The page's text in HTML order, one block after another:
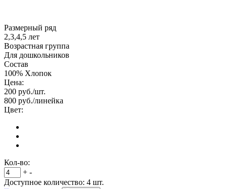
Размерный ряд
2,3,4,5 лет
Возрастная группа
Для дошкольников
Состав
100% Хлопок
Цена:
200 руб./шт.
800 руб./линейка
Цвет:
Кол-во:
+ -
Доступное количество: 4 шт.